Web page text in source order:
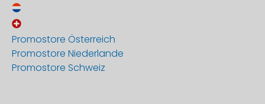
Promostore Österreich
Promostore Niederlande
Promostore Schweiz